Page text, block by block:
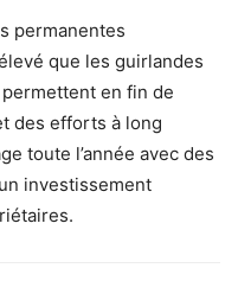
permanentes
que les guirlandes
en fin de
des efforts à long
toute l’année avec des
investissement